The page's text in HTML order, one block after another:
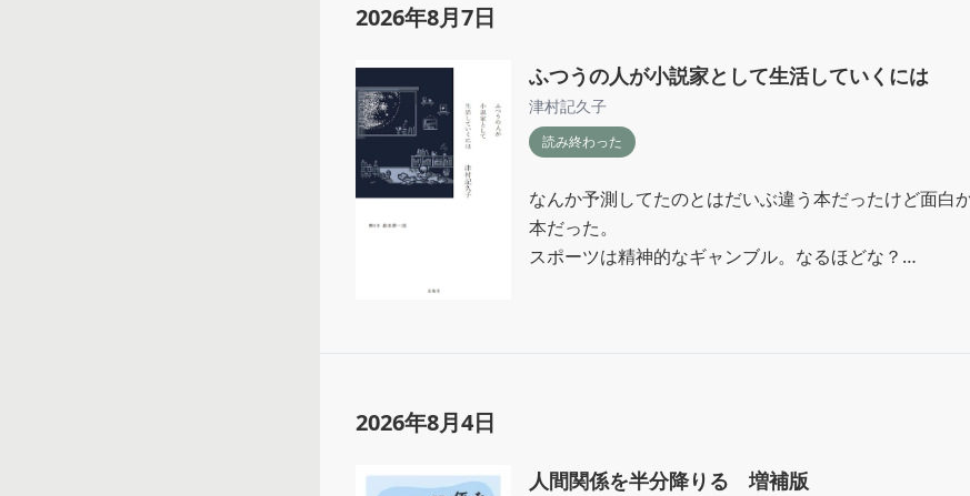
2026年8月7日
ふつうの人が小説家として生活していくには
津村記久子
読み終わった
なんか予測してたのとはだいぶ違う本だったけど面白
本だった。
スポーツは精神的なギャンブル。なるほどな？
2026年8月4日
人間関係を半分降りる 増補版